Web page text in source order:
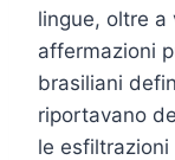
lingue, oltre a
affermazioni
brasiliani
riportavano
le